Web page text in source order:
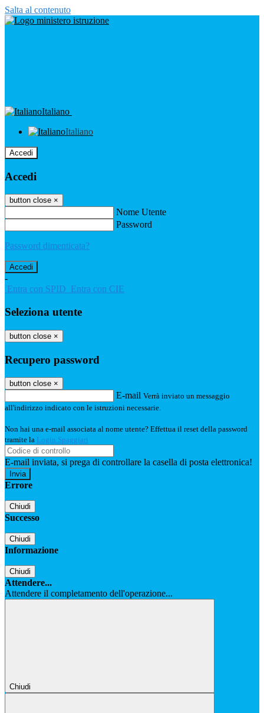
Salta al contenuto
Italiano
Italiano
Accedi
Accedi
button close ×
Nome Utente
Password
Password dimenticata?
-
Entra con SPID Entra con CIE
Seleziona utente
button close ×
Recupero password
button close ×
E-mail Verrà inviato un messaggio
all'indirizzo indicato con le istruzioni necessarie.
Non hai una e-mail associata al nome utente? Effettua il reset della password
tramite la Login Spaggiari
E-mail inviata, si prega di controllare la casella di posta elettronica!
Errore
Chiudi
Successo
Chiudi
Informazione
Chiudi
Attendere...
Attendere il completamento dell'operazione...
Chiudi